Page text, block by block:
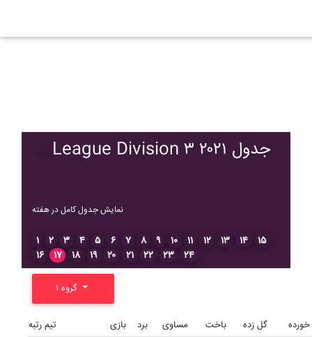
League Division ۳ ۲۰۲۱ جدول
نمایش جدول کامل در هفته
۱ ۲ ۳ ۴ ۵ ۶ ۷ ۸ ۹ ۱۰ ۱۱ ۱۲ ۱۳ ۱۴
۱۵
۱۶
۱۷ ۱۸ ۱۹ ۲۰ ۲۱ ۲۲ ۲۳ ۲۴
رتبه تیم بازی برد مساوی باخت گل زده